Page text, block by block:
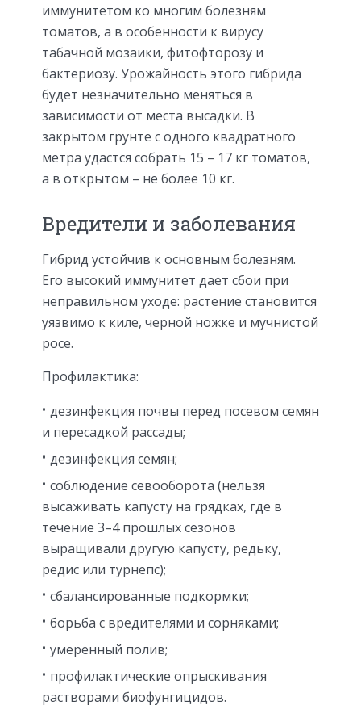
иммунитетом ко многим болезням
томатов, а в особенности к вирусу
табачной мозаики, фитофторозу и
бактериозу. Урожайность этого гибрида
будет незначительно меняться в
зависимости от места высадки. В
закрытом грунте с одного квадратного
метра удастся собрать 15 – 17 кг томатов,
а в открытом – не более 10 кг.
Вредители и заболевания
Гибрид устойчив к основным болезням.
Его высокий иммунитет дает сбои при
неправильном уходе: растение становится
уязвимо к киле, черной ножке и мучнистой
росе.
Профилактика:
дезинфекция почвы перед посевом семян
и пересадкой рассады;
дезинфекция семян;
соблюдение севооборота (нельзя
высаживать капусту на грядках, где в
течение 3–4 прошлых сезонов
выращивали другую капусту, редьку,
редис или турнепс);
сбалансированные подкормки;
борьба с вредителями и сорняками;
умеренный полив;
профилактические опрыскивания
растворами биофунгицидов.